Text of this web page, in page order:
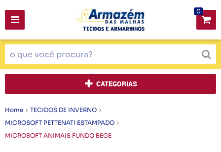
0
CATEGORIAS
Home
TECIDOS DE INVERNO
MICROSOFT PETTENATI ESTAMPADO
MICROSOFT ANIMAIS FUNDO BEGE